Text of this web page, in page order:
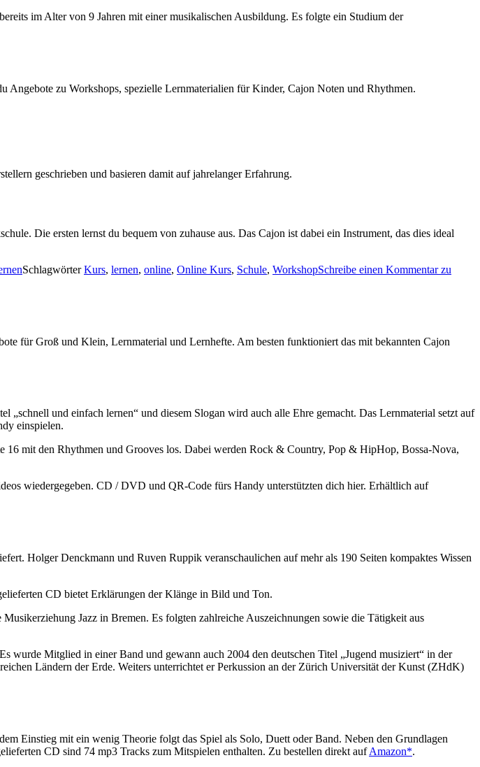
im Alter von 9 Jahren mit einer musikalischen Ausbildung. Es folgte ein Studium der
zu Workshops, spezielle Lernmaterialien für Kinder, Cajon Noten und Rhythmen.
geschrieben und basieren damit auf jahrelanger Erfahrung.
Die ersten lernst du bequem von zuhause aus. Das Cajon ist dabei ein Instrument, das dies ideal
SchlagwörterKurs, lernen, online, Online Kurs, Schule, WorkshopSchreibe einen Kommentarzu
für Groß und Klein, Lernmaterial und Lernhefte. Am besten funktioniert das mit bekannten Cajon
und einfach lernen“ und diesem Slogan wird auch alle Ehre gemacht. Das Lernmaterial setzt auf
einspielen.
16 mit den Rhythmen und Grooves los. Dabei werden Rock & Country, Pop & HipHop, Bossa-Nova,
wiedergegeben. CD / DVD und QR-Code fürs Handy unterstützten dich hier. Erhältlich auf
Holger Denckmann und Ruven Ruppik veranschaulichen auf mehr als 190 Seiten kompaktes Wissen
CD bietet Erklärungen der Klänge in Bild und Ton.
Jazz in Bremen. Es folgten zahlreiche Auszeichnungen sowie die Tätigkeit aus
Mitglied in einer Band und gewann auch 2004 den deutschen Titel „Jugend musiziert“ in der
Ländern der Erde. Weiters unterrichtet er Perkussion an der Zürich Universität der Kunst (ZHdK)
Einstieg mit ein wenig Theorie folgt das Spiel als Solo, Duett oder Band. Neben den Grundlagen
CD sind 74 mp3 Tracks zum Mitspielen enthalten. Zu bestellen direkt aufAmazon*.